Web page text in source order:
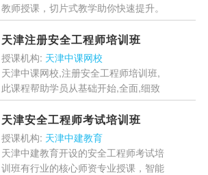
教师授课，切片式教学助你快速提升。
课程涵盖法规、管理、技术等核心内
容，适合企业安全员、项目经理等各类
人群。互动教学+最新政策解...
天津注册安全工程师培训班
授课机构: 天津中课网校
天津中课网校,注册安全工程师培训班,
此课程帮助学员从基础开始,全面,细致
了解教材的考试重点的易考点,对重点
进行归纳总结,掌握答题的机巧和方法,
查缺补漏,帮助学员...[详情]
天津安全工程师考试培训班
授课机构: 天津中建教育
天津中建教育开设的安全工程师考试培
训班有行业的核心师资专业授课，智能